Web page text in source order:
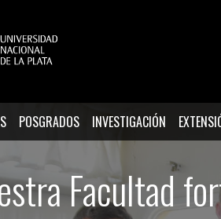
POSGRADOS INVESTIGACIÓN
Facultad